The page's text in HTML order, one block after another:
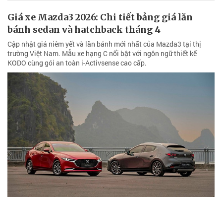
Giá xe Mazda3 2026: Chi tiết bảng giá lăn
bánh sedan và hatchback tháng 4
Cập nhật giá niêm yết và lăn bánh mới nhất của Mazda3 tại thị
trường Việt Nam. Mẫu xe hạng C nổi bật với ngôn ngữ thiết kế
KODO cùng gói an toàn i-Activsense cao cấp.